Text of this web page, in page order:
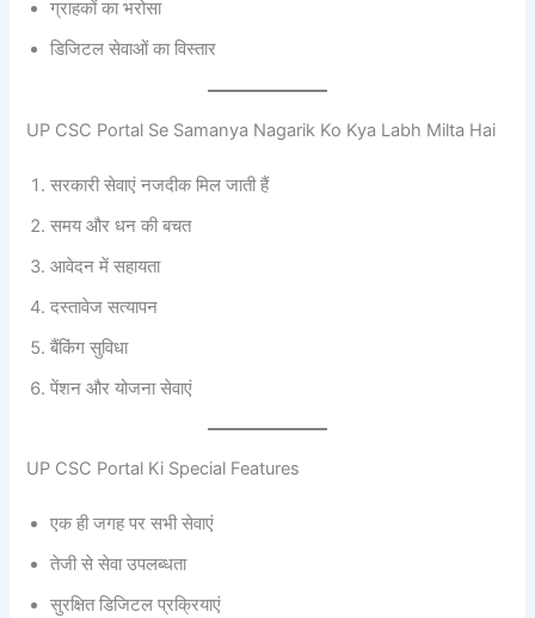
ग्राहकों का भरोसा
डिजिटल सेवाओं का विस्तार
UP CSC Portal Se Samanya Nagarik Ko Kya Labh Milta Hai
सरकारी सेवाएं नजदीक मिल जाती हैं
समय और धन की बचत
आवेदन में सहायता
दस्तावेज सत्यापन
बैंकिंग सुविधा
पेंशन और योजना सेवाएं
UP CSC Portal Ki Special Features
एक ही जगह पर सभी सेवाएं
तेजी से सेवा उपलब्धता
सुरक्षित डिजिटल प्रक्रियाएं